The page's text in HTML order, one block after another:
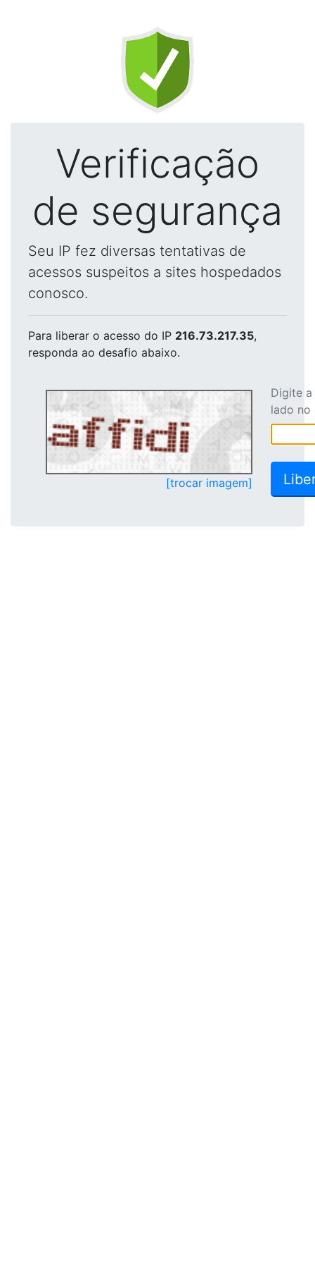
Verificação
de segurança
Seu IP fez diversas tentativas de
acessos suspeitos a sites hospedados
conosco.
Para liberar o acesso do IP 216.73.217.35,
responda ao desafio abaixo.
[trocar imagem]
Digite
lado no